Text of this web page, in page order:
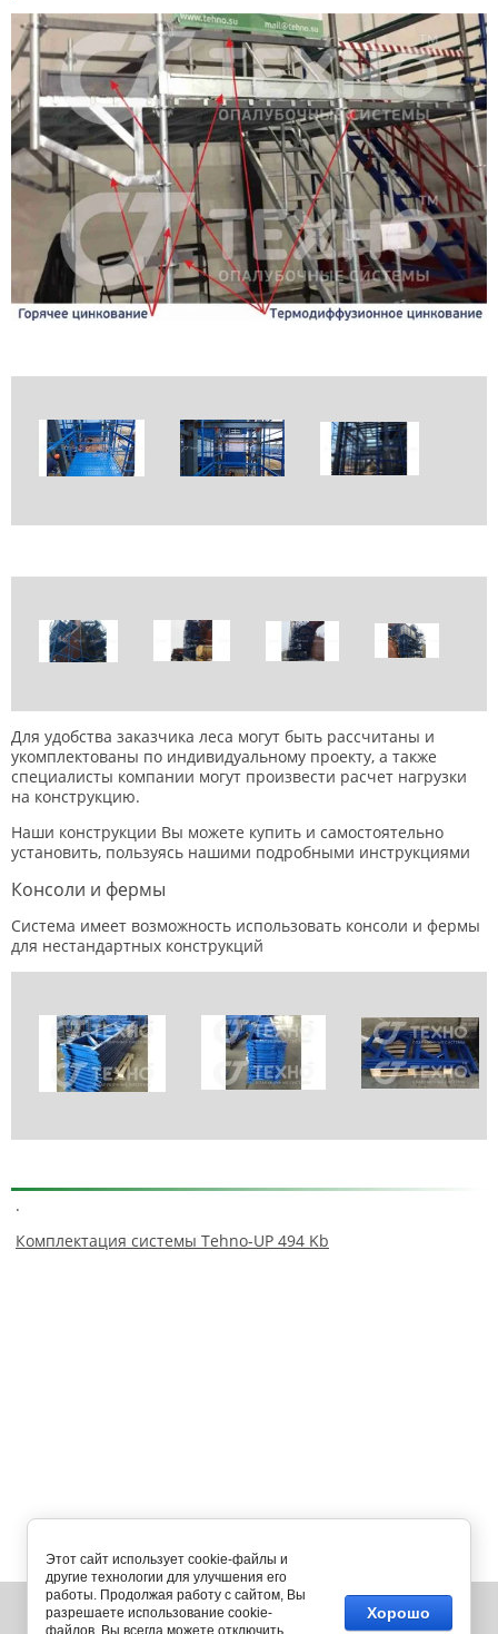
Для удобства заказчика леса могут быть рассчитаны и
укомплектованы по индивидуальному проекту, а также
специалисты компании могут произвести расчет нагрузки
на конструкцию.
Наши конструкции Вы можете купить и самостоятельно
установить, пользуясь нашими подробными инструкциями
Консоли и фермы
Система имеет возможность использовать консоли и фермы
для нестандартных конструкций
.
Комплектация системы Tehno-UP 494 Kb
394018, г. Воронеж, ул. Свободы, д. 75, оф. 24
Этот сайт использует cookie-файлы и
другие технологии для улучшения его
работы. Продолжая работу с сайтом, Вы
разрешаете использование cookie-
файлов. Вы всегда можете отключить
Хорошо